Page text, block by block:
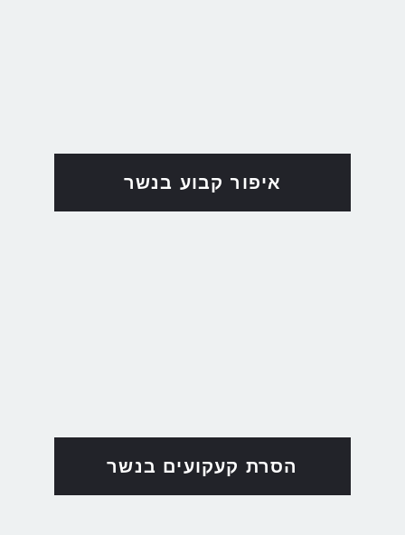
איפור קבוע בנשר
הסרת קעקועים בנשר